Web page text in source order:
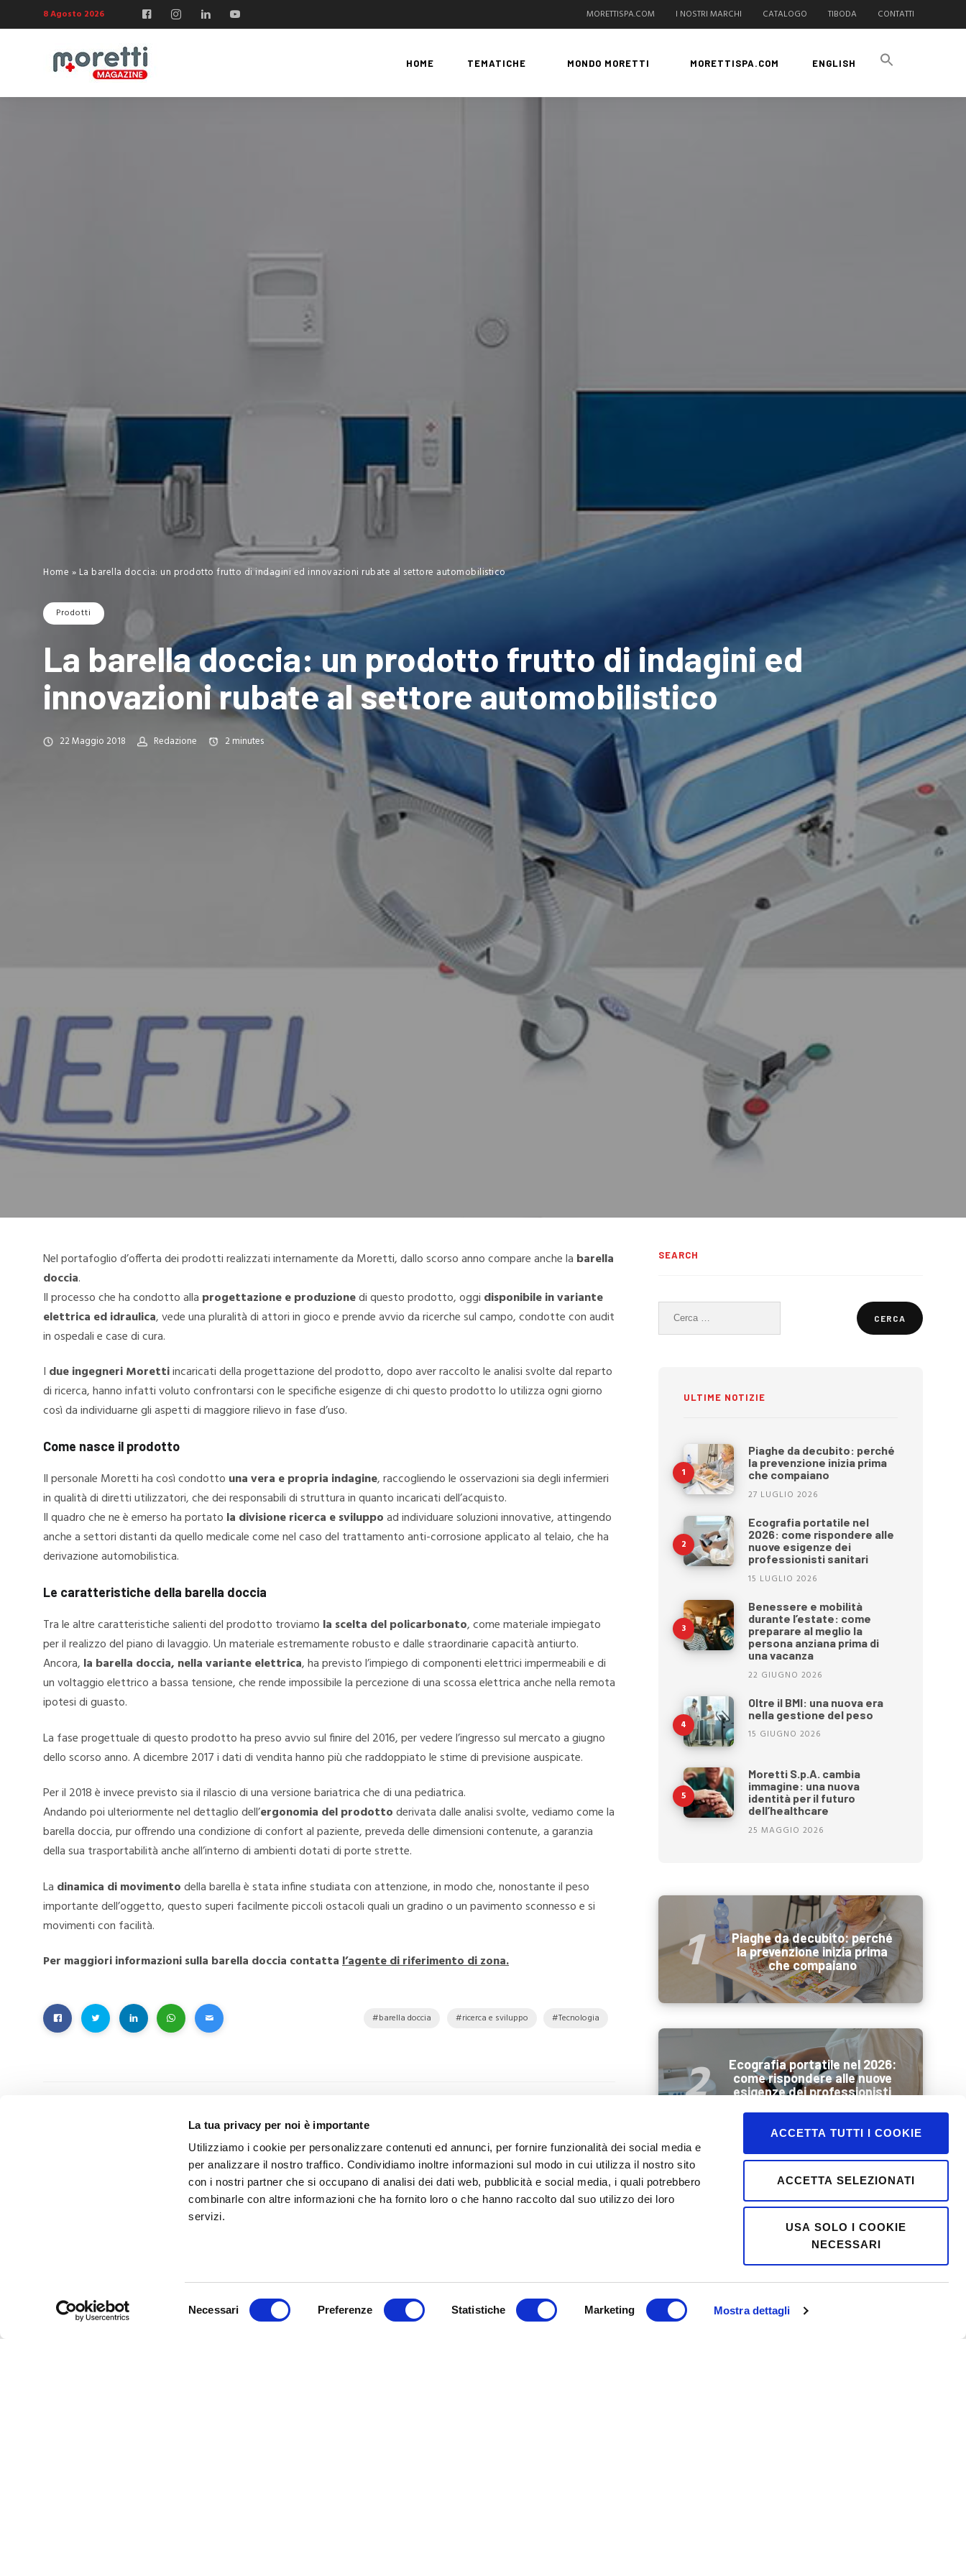
La tua privacy per noi è importante
Utilizziamo i cookie per personalizzare contenuti ed annunci, per fornire funzionalità dei social media e
per analizzare il nostro traffico. Condividiamo inoltre informazioni sul modo in cui utilizza il nostro sito
con i nostri partner che si occupano di analisi dei dati web, pubblicità e social media, i quali potrebbero
combinarle con altre informazioni che ha fornito loro o che hanno raccolto dal suo utilizzo dei loro
servizi.
Necessari Preferenze Statistiche Marketing Mostra dettagli
ACCETTA TUTTI I COOKIE
ACCETTA SELEZIONATI
USA SOLO I COOKIE
NECESSARI
8 Agosto 2026 MORETTISPA.COM I NOSTRI MARCHI CATALOGO TIBODA CONTATTI
HOME TEMATICHE MONDO MORETTI MORETTISPA.COM ENGLISH
Home » La barella doccia: un prodotto frutto di indagini ed innovazioni rubate al settore automobilistico
Prodotti
La barella doccia: un prodotto frutto di indagini ed
innovazioni rubate al settore automobilistico
22 Maggio 2018 Redazione 2minutes
Nel portafoglio d’offerta dei prodotti realizzati internamente da Moretti, dallo scorso anno compare anche la barella
doccia.
Il processo che ha condotto alla progettazione e produzionedi questo prodotto, oggi disponibile in variante
elettrica ed idraulica, vede una pluralità di attori in gioco e prende avvio da ricerche sul campo, condotte con audit
in ospedali e case di cura.
I due ingegneri Morettiincaricati della progettazione del prodotto, dopo aver raccolto le analisi svolte dal reparto
di ricerca, hanno infatti voluto confrontarsi con le specifiche esigenze di chi questo prodotto lo utilizza ogni giorno
così da individuarne gli aspetti di maggiore rilievo in fase d’uso.
Come nasce il prodotto
Il personale Moretti ha così condotto una vera e propria indagine, raccogliendo le osservazioni sia degli infermieri
in qualità di diretti utilizzatori, che dei responsabili di struttura in quanto incaricati dell’acquisto.
Il quadro che ne è emerso ha portato la divisione ricerca e sviluppoad individuare soluzioni innovative, attingendo
anche a settori distanti da quello medicale come nel caso del trattamento anti-corrosione applicato al telaio, che ha
derivazione automobilistica.
Le caratteristiche della barella doccia
Tra le altre caratteristiche salienti del prodotto troviamo la scelta del policarbonato, come materiale impiegato
per il realizzo del piano di lavaggio. Un materiale estremamente robusto e dalle straordinarie capacità antiurto.
Ancora, la barella doccia, nella variante elettrica, ha previsto l’impiego di componenti elettrici impermeabili e di
un voltaggio elettrico a bassa tensione, che rende impossibile la percezione di una scossa elettrica anche nella remota
ipotesi di guasto.
La fase progettuale di questo prodotto ha preso avvio sul finire del 2016, per vedere l’ingresso sul mercato a giugno
dello scorso anno. A dicembre 2017 i dati di vendita hanno più che raddoppiato le stime di previsione auspicate.
Per il 2018 è invece previsto sia il rilascio di una versione bariatrica che di una pediatrica.
Andando poi ulteriormente nel dettaglio dell’ergonomia del prodottoderivata dalle analisi svolte, vediamo come la
barella doccia, pur offrendo una condizione di confort al paziente, preveda delle dimensioni contenute, a garanzia
della sua trasportabilità anche all’interno di ambienti dotati di porte strette.
La dinamica di movimentodella barella è stata infine studiata con attenzione, in modo che, nonostante il peso
importante dell’oggetto, questo superi facilmente piccoli ostacoli quali un gradino o un pavimento sconnesso e si
movimenti con facilità.
Per maggiori informazioni sulla barella doccia contattal’agente di riferimento di zona.
barella doccia ricerca e sviluppo Tecnologia
Open Weekend ITOP: ci saremo!
Barriere architettoniche vs Barriere
mentali, una sfida senza vincitori
SEARCH
Ricerca
per:
ULTIME NOTIZIE
Piaghe da decubito: perché
la prevenzione inizia prima
che compaiano
27 LUGLIO 2026
Ecografia portatile nel
2026: come rispondere alle
nuove esigenze dei
professionisti sanitari
15 LUGLIO 2026
Benessere e mobilità
durante l’estate: come
preparare al meglio la
persona anziana prima di
una vacanza
22 GIUGNO 2026
Oltre il BMI: una nuova era
nella gestione del peso
15 GIUGNO 2026
Moretti S.p.A. cambia
immagine: una nuova
identità per il futuro
dell’healthcare
25 MAGGIO 2026
Piaghe da decubito: perché
la prevenzione inizia prima
che compaiano
Ecografia portatile nel 2026:
come rispondere alle nuove
esigenze dei professionisti
durante l’estate: come
preparare al meglio la
persona anziana prima di una
vacanza